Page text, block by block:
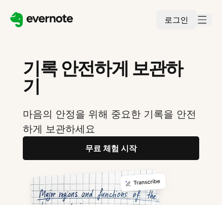
로그인
기록 안전하게 보관하
기
마음의 안정을 위해 중요한 기록을 안전
하게 보관하세요
무료 체험 시작